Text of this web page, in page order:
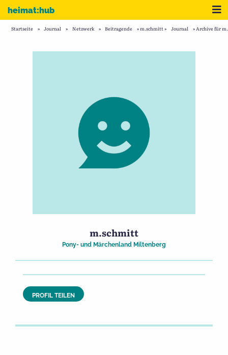
Zum Inhalt
heimat:hub
Startseite » Journal » Netzwerk » Beitragende »m.schmitt» Journal »Archive für
m.schmitt
Pony- und Märchenland Miltenberg
PROFIL TEILEN